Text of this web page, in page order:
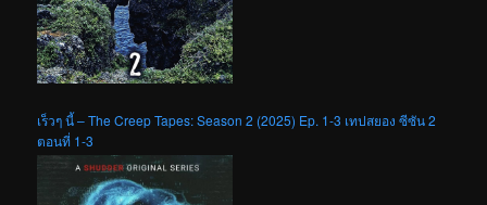
เร็วๆ นี้ – The Creep Tapes: Season 2 (2025) Ep. 1-3 เทปสยอง ซีซัน 2
ตอนที่ 1-3